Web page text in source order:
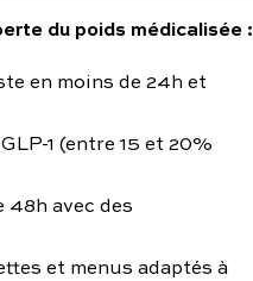
du poids médicalisée :
en moins de 24h et
1 (entre 15 et 20%
48h avec des
et menus adaptés à